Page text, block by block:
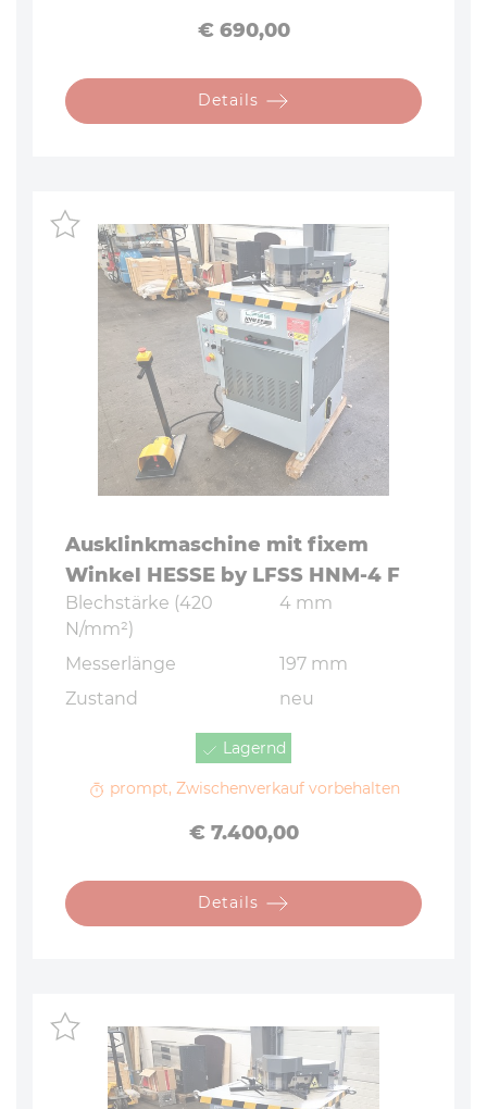
Preis
€ 690,00
Details
Aus­klink­ma­schi­ne mit fixem
Winkel HESSE by LFSS HNM-4 F
Blech­stär­ke (420
N/mm²)
4 mm
Mes­ser­län­ge
197 mm
Zustand
neu
Lagernd
prompt, Zwischenverkauf vorbehalten
Preis
€ 7.400,00
Details